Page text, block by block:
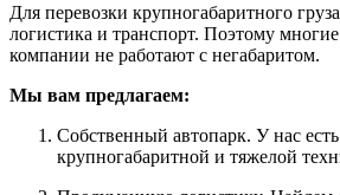
Для перевозки крупногабаритного
логистика и транспорт. Поэтому
компании не работают с негабаритом.
Мы вам предлагаем:
Собственный автопарк. У нас
крупногабаритной и тяжелой